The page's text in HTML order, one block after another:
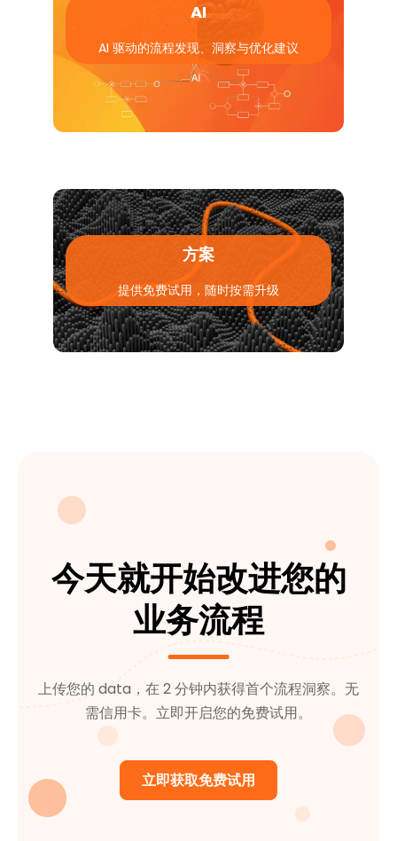
AI
AI 驱动的流程发现、洞察与优化建议
方案
提供免费试用，随时按需升级
今天就开始改进您的
业务流程
上传您的 data，在 2 分钟内获得首个流程洞察。无
需信用卡。立即开启您的免费试用。
立即获取免费试用